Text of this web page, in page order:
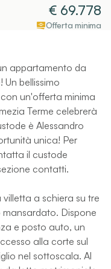
€ 69.778
Offerta minima
appartamento da
bellissimo
un'offerta minima
Terme celebrerà
è Alessandro
unica! Per
il custode
contatti.
a schiera su tre
Dispone
e posto auto, un
alla corte sul
nel sottoscala. Al